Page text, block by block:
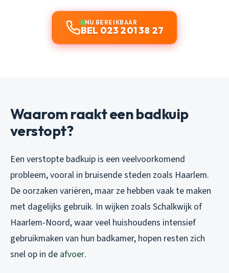
NU BEREIKBAAR
BEL 023 201 38 27
Waarom raakt een badkuip
verstopt?
Een verstopte badkuip is een veelvoorkomend
probleem, vooral in bruisende steden zoals Haarlem.
De oorzaken variëren, maar ze hebben vaak te maken
met dagelijks gebruik. In wijken zoals Schalkwijk of
Haarlem-Noord, waar veel huishoudens intensief
gebruikmaken van hun badkamer, hopen resten zich
snel op in de afvoer.